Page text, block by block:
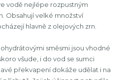
vodě nejlépe rozpustným
Obsahují velké množství
hlavně z olejových zrn.
směsmi jsou vhodné
všude, i do vod se sumci
překvapení dokáže udělat i na